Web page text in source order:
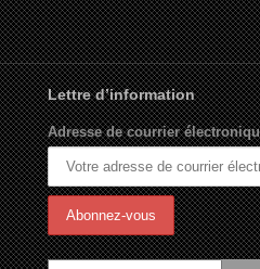
Lettre d’information
Adresse de courrier